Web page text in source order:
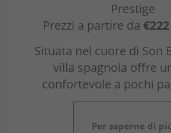
Prestige
Prezzi a partire da €222
Situata nel cuore di Son
villa spagnola offre
confortevole a pochi
Per saperne di